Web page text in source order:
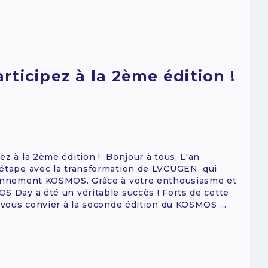
à la 2ème édition !
à la 2ème édition ! Bonjour à tous, L'an
avec la transformation de LVCUGEN, qui
KOSMOS. Grâce à votre enthousiasme et
Day a été un véritable succès ! Forts de cette
convier à la seconde édition du KOSMOS ...